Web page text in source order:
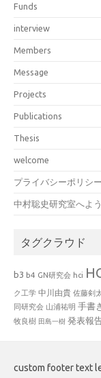
Funds
interview
Members
Message
Projects
Publications
Thesis
welcome
プライバシーポリシー
中村聡史研究室へよ
タグクラウド
b3 b4 GN研究会 hci
ク工学 中川由貴 佐藤剣
同研究会 山浦祐明 手書
牧良樹 田島一樹 発表報
custom footer text